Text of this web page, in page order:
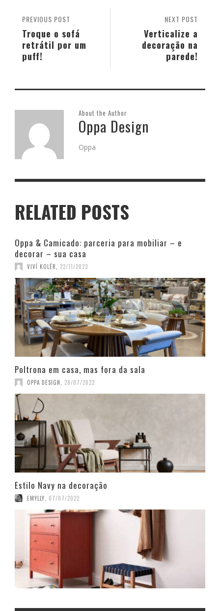
NEXT POST
Verticalize a
decoração na
parede!
PREVIOUS POST
Troque o sofá
retrátil por um
puff!
About the Author
Oppa Design
Oppa
RELATED POSTS
Oppa & Camicado: parceria para mobiliar – e
decorar – sua casa
VIVÍ KOLÉR, 22/11/2023
Poltrona em casa, mas fora da sala
OPPA DESIGN 28/07/2022
Estilo Navy na decoração
EMYLLY 07/07/2022